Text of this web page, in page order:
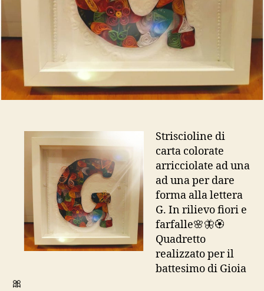
Striscioline di
carta colorate
arricciolate ad una
ad una per dare
forma alla lettera
G. In rilievo fiori e
farfalle🌸🦋🏵
Quadretto
realizzato per il
battesimo di Gioia
🎀